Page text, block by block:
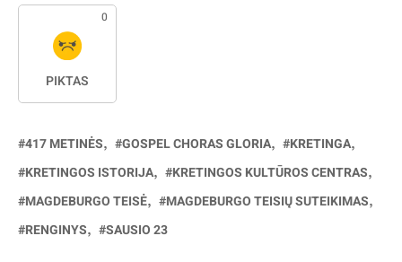
0
PIKTAS
417 METINĖS GOSPEL CHORAS GLORIA
KRETINGA
KRETINGOS ISTORIJA
KRETINGOS KULTŪROS CENTRAS
MAGDEBURGO TEISĖ
MAGDEBURGO TEISIŲ SUTEIKIMAS
RENGINYS
SAUSIO 23